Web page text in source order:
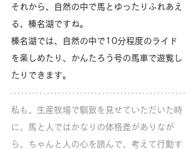
それから、自然の中で馬とゆったりふれあえ
る、榛名湖ですね。
榛名湖では、自然の中で10分程度のライド
を楽しめたり、かんたろう号の馬車で遊覧し
たりできます。
私も、生産牧場で馴致を見せていただいた時
に、馬と人ではかなりの体格差がありなが
ら、ちゃんと人の心を読んで、考えて行動す